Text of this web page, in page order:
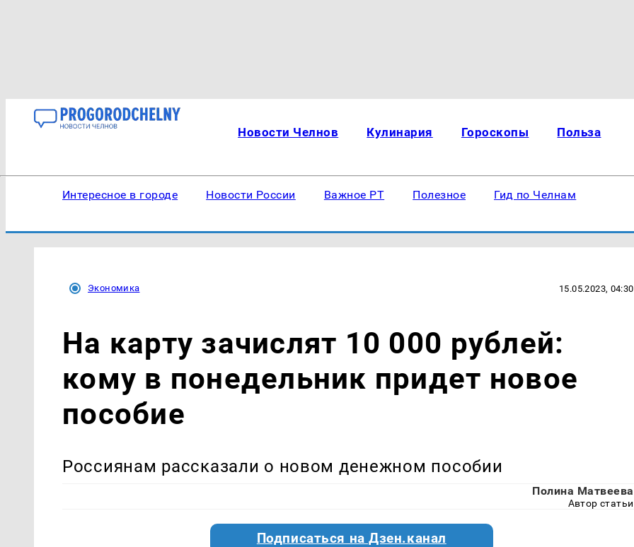
Новости Челнов Кулинария Гороскопы Польза
Интересное в городе Новости России Важное РТ Полезное Гид по Челнам
Экономика 15.05.2023, 04:30
На карту зачислят 10 000 рублей:
кому в понедельник придет новое
пособие
Россиянам рассказали о новом денежном пособии
Полина Матвеева
Автор статьи
Подписаться на Дзен.канал